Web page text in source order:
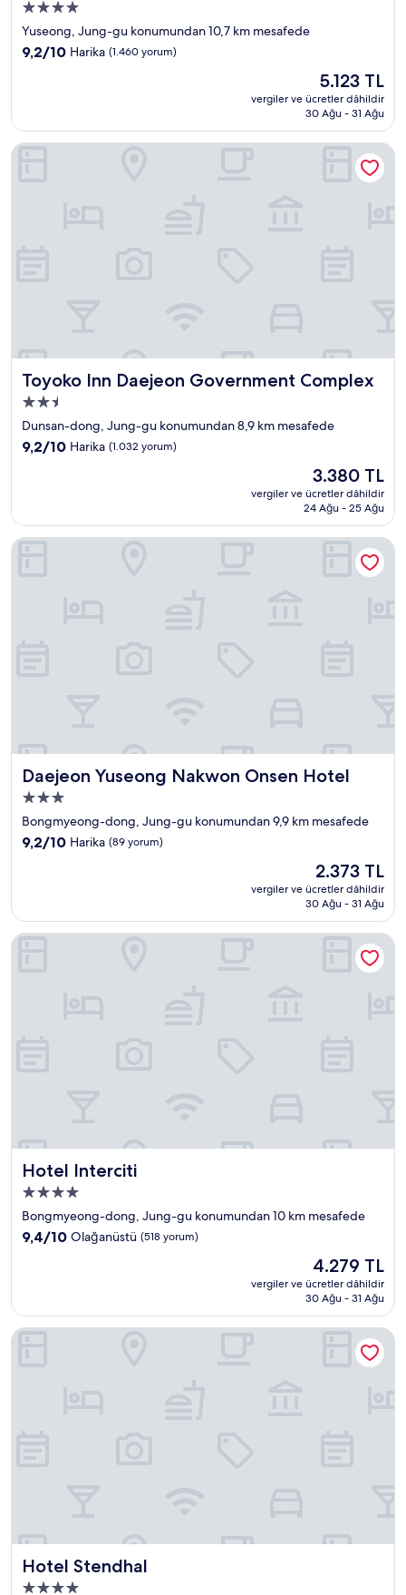
4.0
yıldızlı
konaklama
yeri
Yuseong, Jung-gu konumundan 10,7 km mesafede
10
yorum)
9,2/10 Harika (1.460 yorum)
Güncel
fiyat:
5.123 TL
5.123 TL
vergiler ve ücretler dâhildir
30 Ağu - 31 Ağu
Toyoko Inn Daejeon Government Complex
Toyoko Inn Daejeon Government Complex
2.5
yıldızlı
konaklama
Dunsan-dong, Jung-gu konumundan 8,9 km mesafede
10
yorum)
9,2/10 Harika (1.032 yorum)
Güncel
fiyat:
3.380 TL
3.380 TL
vergiler ve ücretler dâhildir
24 Ağu - 25 Ağu
Toyoko Inn Daejeon Government Complex
Daejeon Yuseong Nakwon Onsen Hotel
Daejeon Yuseong Nakwon Onsen Hotel
3.0
yıldızlı
konaklama
yeri
Bongmyeong-dong, Jung-gu konumundan 9,9 km mesafede
10
yorum)
9,2/10 Harika (89 yorum)
Güncel
fiyat:
2.373 TL
2.373 TL
vergiler ve ücretler dâhildir
30 Ağu - 31 Ağu
Daejeon Yuseong Nakwon Onsen Hotel
Hotel Interciti
Hotel Interciti
4.0
yıldızlı
konaklama
Bongmyeong-dong, Jung-gu konumundan 10 km mesafede
10
yorum)
9,4/10 Olağanüstü (518 yorum)
Güncel
fiyat:
4.279 TL
4.279 TL
vergiler ve ücretler dâhildir
30 Ağu - 31 Ağu
Hotel Interciti
Hotel Stendhal
Hotel Stendhal
4.0
Hotel Stendhal